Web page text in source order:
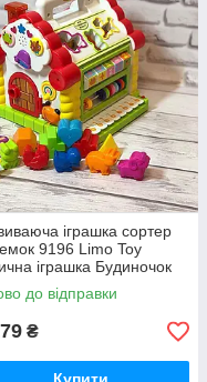
іграшка сортер
9196 Limo Toy
іграшка Будиночок
відправка.
до відправки
₴